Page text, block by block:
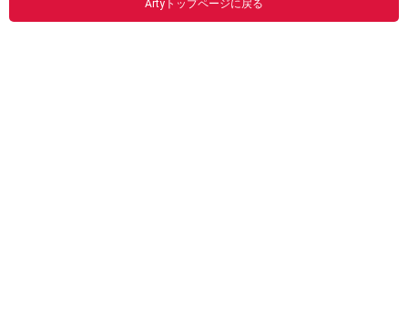
Artyトップページに戻る